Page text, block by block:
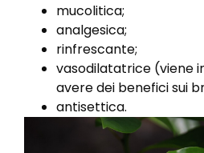
mucolitica;
analgesica;
rinfrescante;
vasodilatatrice (viene
avere dei benefici sui
antisettica.